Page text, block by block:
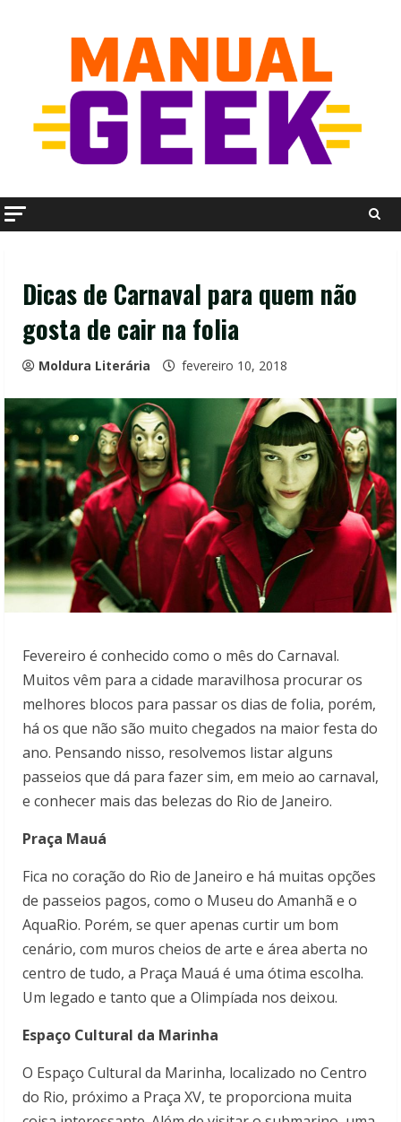
Dicas de Carnaval para quem não
gosta de cair na folia
Moldura Literária fevereiro 10, 2018
Fevereiro é conhecido como o mês do Carnaval.
Muitos vêm para a cidade maravilhosa procurar os
melhores blocos para passar os dias de folia, porém,
há os que não são muito chegados na maior festa do
ano. Pensando nisso, resolvemos listar alguns
passeios que dá para fazer sim, em meio ao carnaval,
e conhecer mais das belezas do Rio de Janeiro.
Praça Mauá
Fica no coração do Rio de Janeiro e há muitas opções
de passeios pagos, como o Museu do Amanhã e o
AquaRio. Porém, se quer apenas curtir um bom
cenário, com muros cheios de arte e área aberta no
centro de tudo, a Praça Mauá é uma ótima escolha.
Um legado e tanto que a Olimpíada nos deixou.
Espaço Cultural da Marinha
O Espaço Cultural da Marinha, localizado no Centro
do Rio, próximo a Praça XV, te proporciona muita